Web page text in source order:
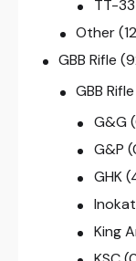
TT-33
Other
GBB Rifle
GBB
G&G
G&P
GHK
King